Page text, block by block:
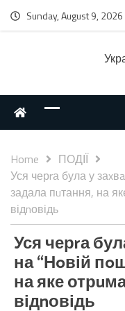
Sunday, August 9, 2026
Home
ПОДІЇ
Уся черrа була у
задала пuтання, на
відnовідь
Уся черrа
на “Нoвій
на яке
відnовідь